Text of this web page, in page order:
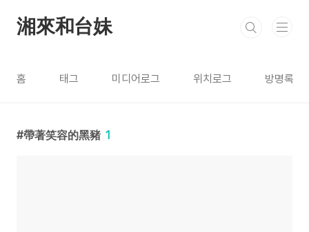
湘來和台妹
홈 태그 미디어로그 위치로그 방명록
帶著笑容的黑豬 1